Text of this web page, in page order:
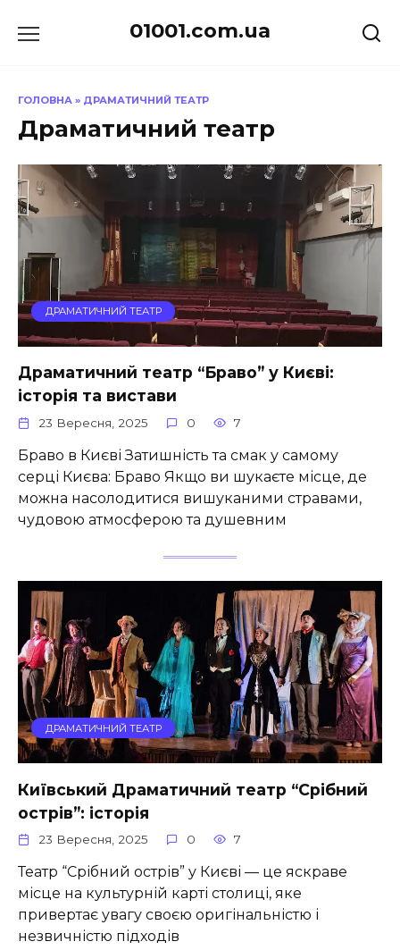
до
01001.com.ua
ГОЛОВНА » ДРАМАТИЧНИЙ ТЕАТР
Драматичний театр
ДРАМАТИЧНИЙ ТЕАТР
Драматичний театр “Браво” у Києві:
історія та вистави
23 Вересня, 2025 0 7
Браво в Києві Затишність та смак у самому
серці Києва: Браво Якщо ви шукаєте місце, де
можна насолодитися вишуканими стравами,
чудовою атмосферою та душевним
ДРАМАТИЧНИЙ ТЕАТР
Київський Драматичний театр “Срібний
острів”: історія
23 Вересня, 2025 0 7
Театр “Срібний острів” у Києві — це яскраве
місце на культурній карті столиці, яке
привертає увагу своєю оригінальністю і
незвичністю підходів